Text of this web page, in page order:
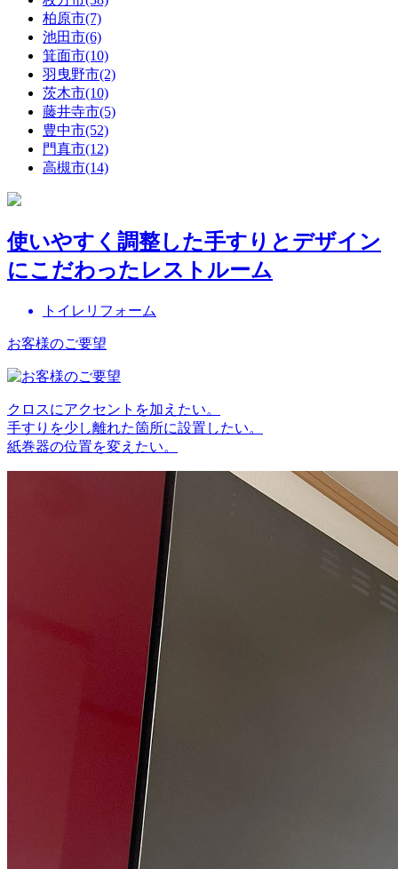
柏原市(7)
池田市(6)
箕面市(10)
羽曳野市(2)
茨木市(10)
藤井寺市(5)
豊中市(52)
門真市(12)
高槻市(14)
使いやすく調整した手すりとデザイン
にこだわったレストルーム
トイレリフォーム
お客様のご要望
クロスにアクセントを加えたい。
手すりを少し離れた箇所に設置したい。
紙巻器の位置を変えたい。